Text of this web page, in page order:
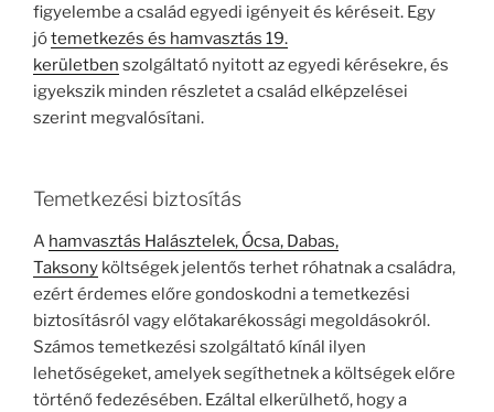
figyelembe a család egyedi igényeit és kéréseit. Egy
jótemetkezés és hamvasztás 19.
kerületben szolgáltató nyitott az egyedi kérésekre, és
igyekszik minden részletet a család elképzelései
szerint megvalósítani.
Temetkezési biztosítás
A hamvasztás Halásztelek, Ócsa, Dabas,
Taksony költségek jelentős terhet róhatnak a családra,
ezért érdemes előre gondoskodni a temetkezési
biztosításról vagy előtakarékossági megoldásokról.
Számos temetkezési szolgáltató kínál ilyen
lehetőségeket, amelyek segíthetnek a költségek előre
történő fedezésében. Ezáltal elkerülhető, hogy a